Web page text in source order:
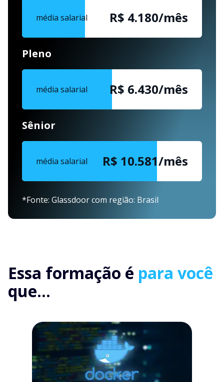
média salarial R$ 4.180/mês
Pleno
média salarial R$ 6.430/mês
Sênior
média salarial R$ 10.581/mês
*Fonte: Glassdoor com região: Brasil
Essa formação é para você
que...